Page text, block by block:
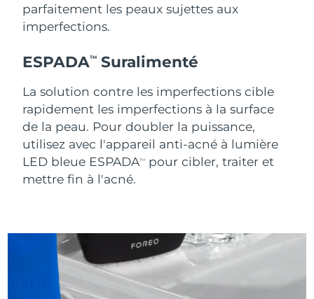
parfaitement les peaux sujettes aux
imperfections.
ESPADATM Suralimenté
La solution contre les imperfections cible
rapidement les imperfections à la surface
de la peau. Pour doubler la puissance,
utilisez avec l'appareil anti-acné à lumière
LED bleue ESPADATM
pour cibler, traiter et
mettre fin à l'acné.
Suède Livraison estimée
Taïwan Livraison estimée 8/16/26
Thaïlande
Turquie Livraison estimée8/12/26
Émirats arabes unis
États-Unis Livraison estimée
Ouzbékistan Livraison estimée